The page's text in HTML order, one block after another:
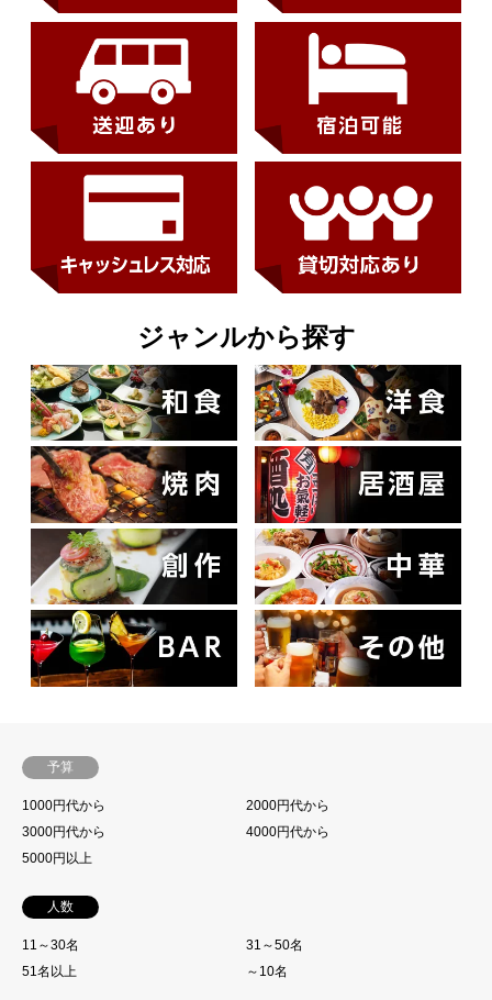
ジャンルから探す
予算
1000円代から
2000円代から
3000円代から
4000円代から
5000円以上
人数
11～30名
31～50名
51名以上
～10名